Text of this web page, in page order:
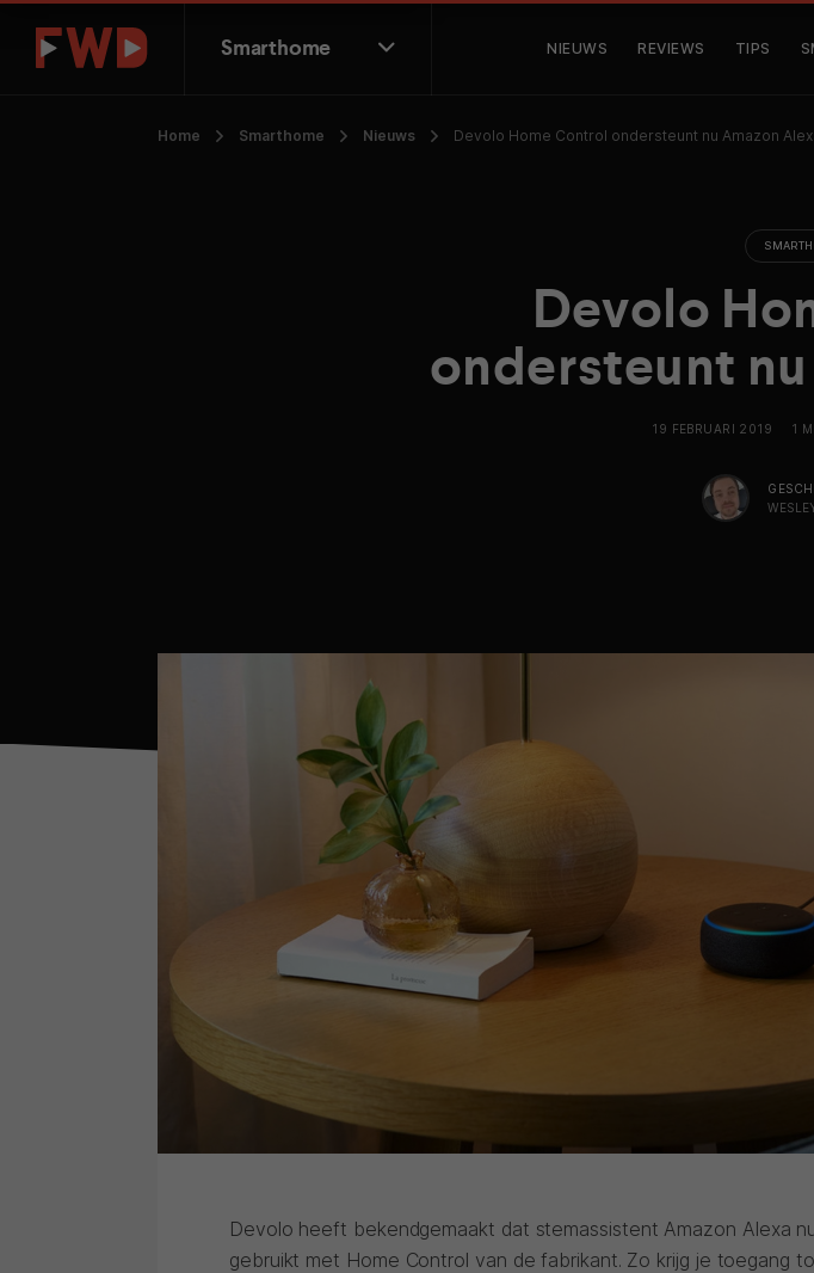
Smarthome NIEUWS REVIEWS TIPS
Home Smarthome Nieuws Devolo Home Control ondersteunt nu Amazon
Devolo
ondersteunt
19 FEBRUARI 2019 1
Devolo heeft bekendgemaakt dat stemassistent Amazon Alexa
gebruikt met Home Control van de fabrikant. Zo krijg je toegang